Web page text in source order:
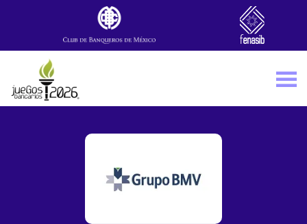
Skip to main content